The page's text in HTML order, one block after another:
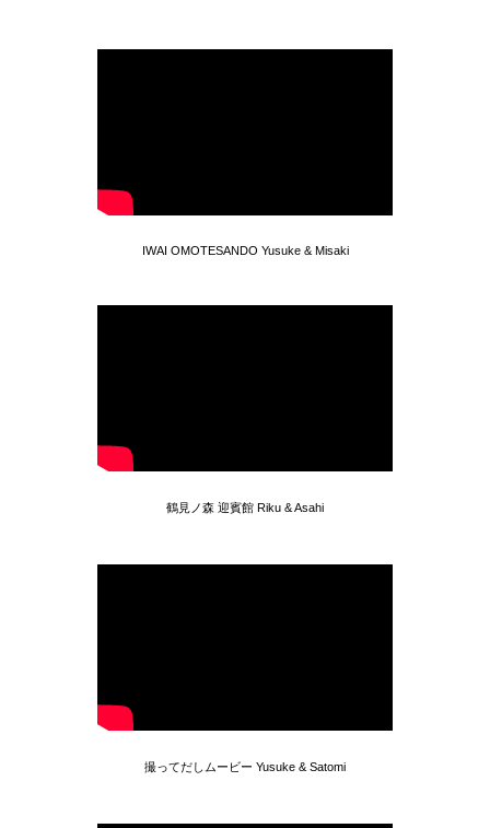
IWAI OMOTESANDO Yusuke & Misaki
鶴見ノ森 迎賓館 Riku & Asahi
撮ってだしムービー Yusuke & Satomi